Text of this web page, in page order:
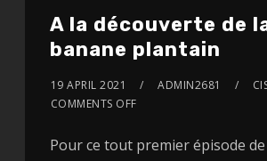
A la découverte de
banane plantain
19 APRIL 2021 ADMIN2681
COMMENTS OFF
Pour ce tout premier épisode